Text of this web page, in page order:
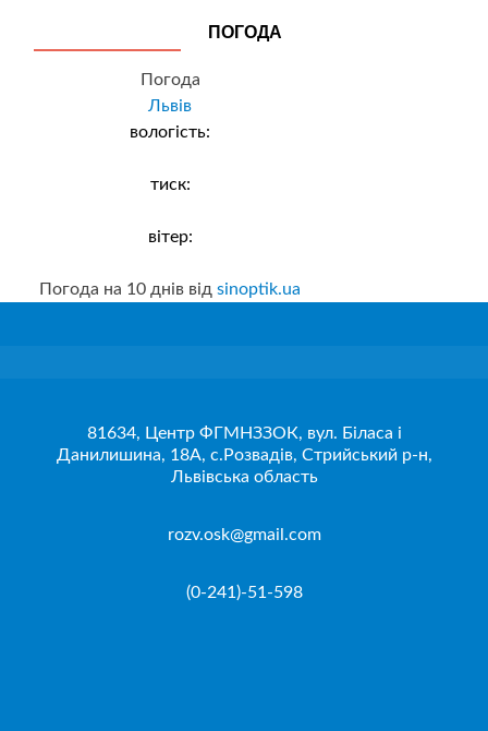
ПОГОДА
Погода
Львів
вологість:
тиск:
вітер:
Погода на 10 днів від sinoptik.ua
81634, Центр ФГМНЗЗОК, вул. Біласа і
Данилишина, 18А, с.Розвадів, Стрийський р-н,
Львівська область
rozv.osk@gmail.com
(0-241)-51-598